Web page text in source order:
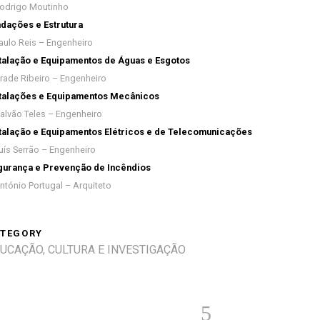
Moutinho
e Estrutura
Reis – Engenheiro
e Equipamentos de Águas e Esgotos
Ribeiro – Engenheiro
e Equipamentos Mecânicos
Teles – Engenheiro
e Equipamentos Elétricos e de Telecomunicações
Serrão – Engenheiro
e Prevenção de Incêndios
Portugal – Arquiteto
CULTURA E INVESTIGAÇÃO